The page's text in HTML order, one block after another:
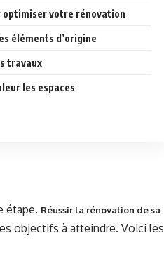
optimiser votre rénovation
éléments d’origine
travaux
les espaces
étape. Réussir la rénovation de sa
objectifs à atteindre. Voici les